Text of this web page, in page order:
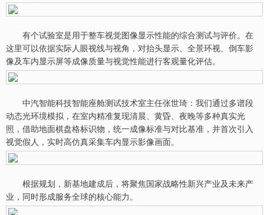
有个试验室是用于整车视觉图像显示性能的综合测试与评价。在
这里可以依据实际人眼视线与视角，对抬头显示、全景环视、倒车影
像及车内显示屏等成像质量与视觉性能进行客观量化评估。
中汽智能科技智能座舱测试技术室主任张世琦：我们通过多谱段
动态光环境模拟，在室内精准复现清晨、黄昏、夜晚等多种真实光
照，借助地面棋盘格标识物，统一成像标准与对比基准，并首次引入
视觉假人，实时高仿真采集车内显示影像画面。
根据规划，新基地建成后，将聚焦国家战略性新兴产业及未来产
业，同时形成服务全球的核心能力。